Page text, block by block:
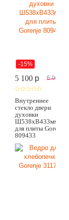
-15%
5 100 p 6 000
Внутреннее
стекло двери
духовки
Ш538хВ433мм
для плиты Gorenje
809433